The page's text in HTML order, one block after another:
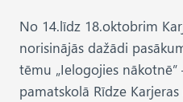
No 14.līdz 18.oktobrim
norisinājās dažādi
tēmu „Ielogojies
pamatskolā Rīdze